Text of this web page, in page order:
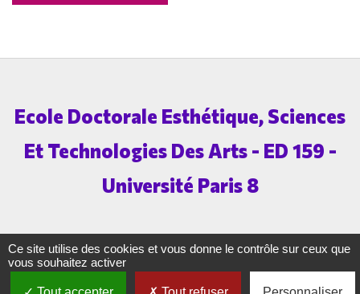
Ecole Doctorale Esthétique, Sciences
Et Technologies Des Arts - ED 159 -
Université Paris 8
Menu
Ce site utilise des cookies et vous donne le contrôle sur ceux que
vous souhaitez activer